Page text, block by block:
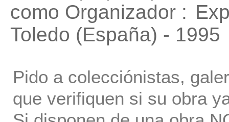
como Organizador :
Toledo (España) - 1995
Pido a colecciónistas,
que verifiquen si su obra